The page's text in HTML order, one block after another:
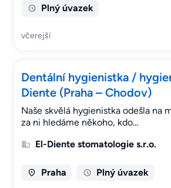
Plný úvazek
včerejší
Dentální hygienistka /
Diente (Praha – Chodov)
Naše skvělá hygienistka odešla na
za ni hledáme někoho, kdo…
El-Diente stomatologie s.r.o.
Praha Plný úvazek